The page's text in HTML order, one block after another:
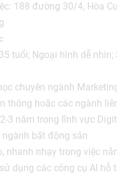
188 đường 30/4, Hòa
tuổi; Ngoại hình dễ nhìn;
chuyên ngành
thông hoặc các ngành
3 năm trong lĩnh vực
bất động sản
nhanh nhạy trong việc
dụng các công cụ AI hỗ